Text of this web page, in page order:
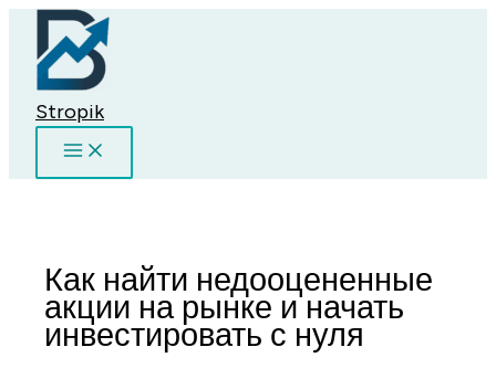
Перейти
содержимому
Stropik
Как найти недооцененные
акции на рынке и начать
инвестировать с нуля